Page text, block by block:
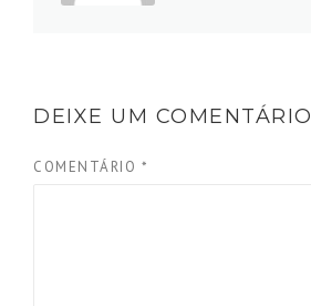
DEIXE UM COMENTÁRIO
COMENTÁRIO *